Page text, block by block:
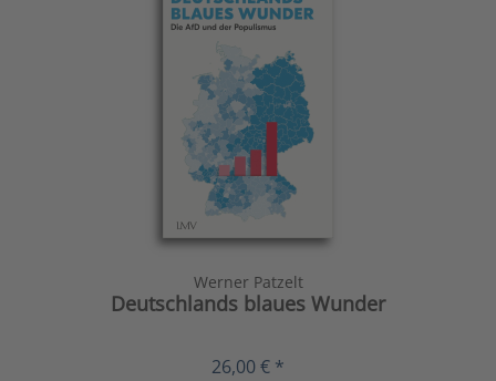
Werner Patzelt
Deutschlands blaues Wunder
26,00 € *